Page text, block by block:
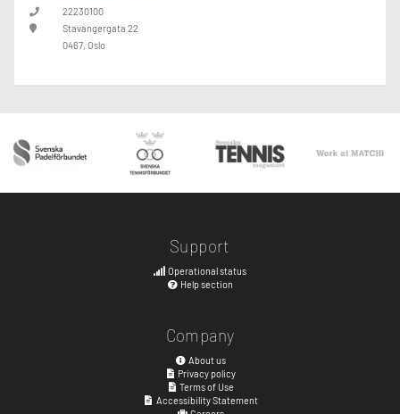
22230100
Stavangergata 22
0467, Oslo
Support
Operational status
Help section
Company
About us
Privacy policy
Terms of Use
Accessibility Statement